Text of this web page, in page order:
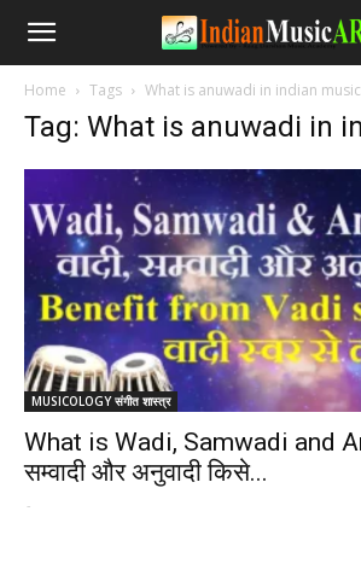
Home Tags What is anuwadi in indian music
Tag: What is anuwadi in
MUSICOLOGY संगीत शास्त्र
What is Wadi, Samwadi and
सम्वादी और अनुवादी किसे...
-